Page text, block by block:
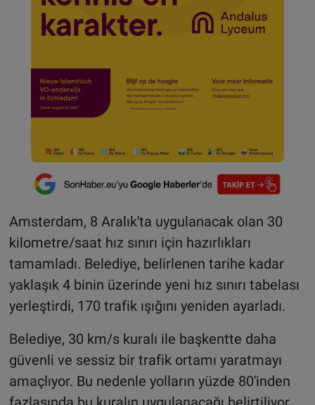
Amsterdam, 8 Aralık'ta uygulanacak olan 30
kilometre/saat hız sınırı için hazırlıkları
tamamladı. Belediye, belirlenen tarihe kadar
yaklaşık 4 binin üzerinde yeni hız sınırı tabelası
yerleştirdi, 170 trafik ışığını yeniden ayarladı.
Belediye, 30 km/s kuralı ile başkentte daha
güvenli ve sessiz bir trafik ortamı yaratmayı
amaçlıyor. Bu nedenle yolların yüzde 80'inden